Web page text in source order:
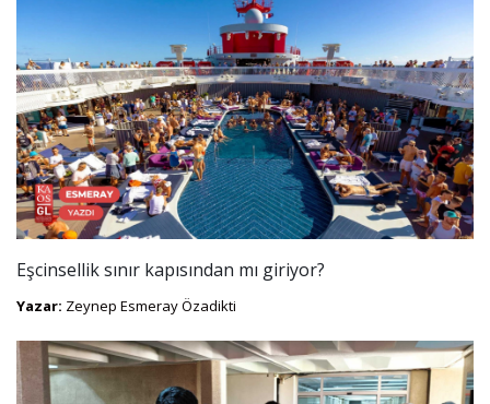
Eşcinsellik sınır kapısından mı giriyor?
Yazar: Zeynep Esmeray Özadikti